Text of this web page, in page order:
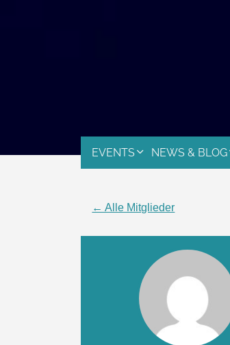
EVENTS NEWS & BLOG
← Alle Mitglieder